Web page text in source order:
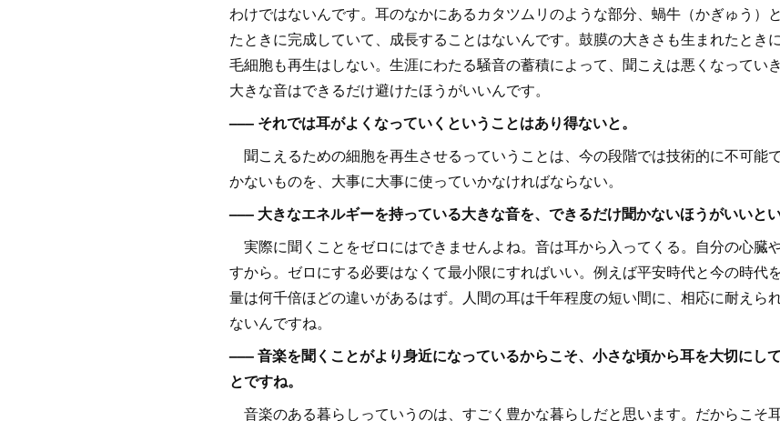
わけではないんです。耳のなかにあるカタツムリのような部分、蝸牛（かぎゅう）
たときに完成していて、成長することはないんです。鼓膜の大きさも生まれたとき
毛細胞も再生はしない。生涯にわたる騒音の蓄積によって、聞こえは悪くなってい
大きな音はできるだけ避けたほうがいいんです。
––– それでは耳がよくなっていくということはあり得ないと。
聞こえるための細胞を再生させるっていうことは、今の段階では技術的に不可能
かないものを、大事に大事に使っていかなければならない。
––– 大きなエネルギーを持っている大きな音を、できるだけ聞かないほうがいいとい
実際に聞くことをゼロにはできませんよね。音は耳から入ってくる。自分の心臓
すから。ゼロにする必要はなくて最小限にすればいい。例えば平安時代と今の時代
量は何千倍ほどの違いがあるはず。人間の耳は千年程度の短い間に、相応に耐えら
ないんですね。
––– 音楽を聞くことがより身近になっているからこそ、小さな頃から耳を大切にし
とですね。
音楽のある暮らしっていうのは、すごく豊かな暮らしだと思います。だからこそ